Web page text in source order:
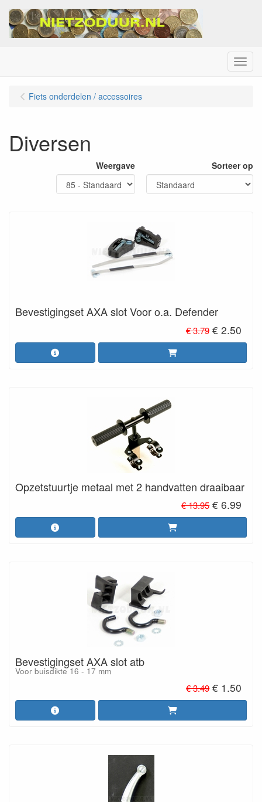
Menu
Fiets onderdelen / accessoires
Diversen
Weergave Sorteer op
Bevestigingset AXA slot Voor o.a. Defender
€ 3.79 € 2.50
Opzetstuurtje metaal met 2 handvatten draaibaar
€ 13.95 € 6.99
Bevestigingset AXA slot atb
Voor buisdikte 16 - 17 mm
€ 3.49 € 1.50